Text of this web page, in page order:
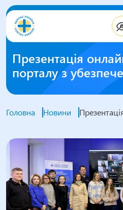
Презентація
порталу з
Головна Новини